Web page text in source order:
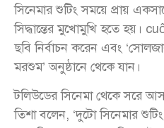
সিনেমার শুটিং সময়ে প্রায়
সিদ্ধান্তের মুখোমুখি হতে হয়।
ছবি নির্বাচন করেন এবং
মরশুম’ অনুষ্ঠানে থেকে যান।
টলিউডের সিনেমা থেকে সরে
তিশা বলেন, ‘দুটো সিনেমার